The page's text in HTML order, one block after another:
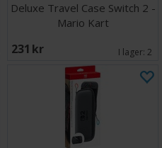
Deluxe Travel Case Switch 2 -
Mario Kart
231 SEK I lager: 2